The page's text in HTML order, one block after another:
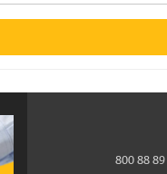
800 88 89